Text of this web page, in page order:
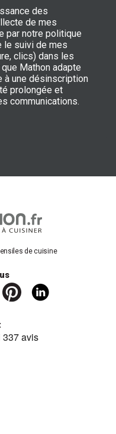
des
de mes
par notre politique
le suivi de mes
clics) dans les
Mathon adapte
à une désinscription
prolongée et
communications.
de cuisine